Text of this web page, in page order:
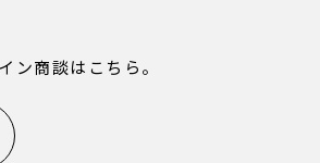
ン商談はこちら。